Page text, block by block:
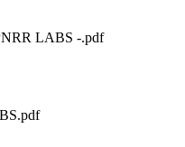
LABS -.pdf